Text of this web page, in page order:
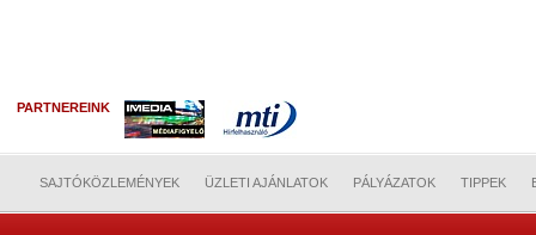
PARTNEREINK
SAJTÓKÖZLEMÉNYEK ÜZLETI AJÁNLATOK PÁLYÁZATOK TIPPEK